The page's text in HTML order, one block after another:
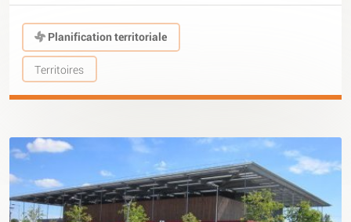
Planification territoriale
Territoires